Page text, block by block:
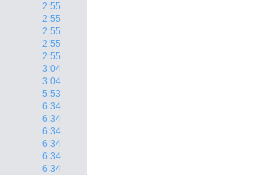
2:55
2:55
2:55
2:55
2:55
3:04
3:04
5:53
6:34
6:34
6:34
6:34
6:34
6:34